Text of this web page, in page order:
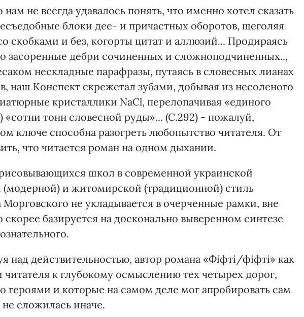
не всегда удавалось понять, что именно хотел сказать
блоки дее- и причастных оборотов, щеголяя
скобками и без, когорты цитат и аллюзий... Продираясь
засоренные дебри сочиненных и сложноподчиненных..,
нескладные парафразы, путаясь в словесных лианах
наш Конспект скрежетал зубами, добывая из несоленого
кристаллики NaCl, перелопачивая «единого
«сотни тонн словесной руды»... (С.292) - пожалуй,
ключе способна разогреть любопытство читателя. От
что читается роман на одном дыхании.
школ в современной украинской
(модерной) и житомирской (традиционной) стиль
не укладывается в очерченные рамки, вне
базируется на досконально выверенном синтезе
над действительностью, автор романа «Фіфті/фіфті» как
читателя к глубокому осмыслению тех четырех дорог,
героями и которые на самом деле мог апробировать сам
сложилась иначе.